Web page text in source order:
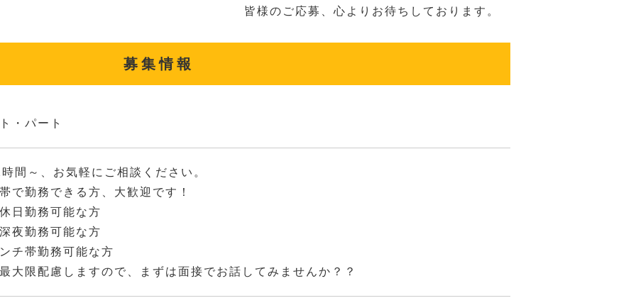
皆様のご応募、心よりお待ちしております。
募集情報
・パート
間～、お気軽にご相談ください。
で勤務できる方、大歓迎です！
日勤務可能な方
夜勤務可能な方
チ帯勤務可能な方
大限配慮しますので、まずは面接でお話してみませんか？？